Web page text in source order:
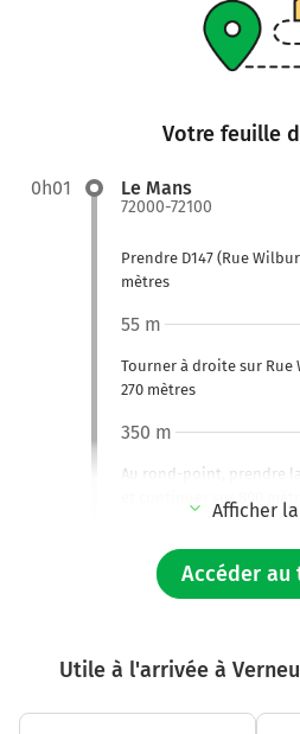
Votre feuille
0h01 Le Mans
72000-72100
Prendre D147 (Rue
mètres
Tourner à droite sur
270 mètres
55 m
Au rond-point, prendre
et continuer sur 800
350 m
1,1 km
Afficher
Accéder au
Utile à l'arrivée à